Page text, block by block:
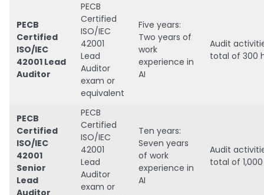
PECB
Certified
ISO/IEC
42001 Lead
Auditor
PECB
Certified
ISO/IEC
42001
Lead
Auditor
exam or
equivalent
Five years:
Two years of
work
experience in
AI
Audit
total of 300
PECB
Certified
ISO/IEC
42001
Senior
Lead
Auditor
PECB
Certified
ISO/IEC
42001
Lead
Auditor
exam or
Ten years:
Seven years
of work
experience in
AI
Audit
total of